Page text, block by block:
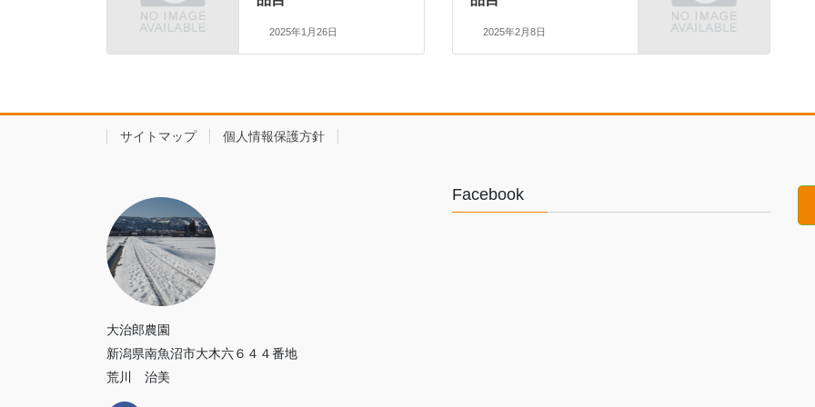
2025年1月26日 2025年2月8日
サイトマップ 個人情報保護方針
大治郎農園
新潟県南魚沼市大木六６４４番地
荒川 治美
Facebook